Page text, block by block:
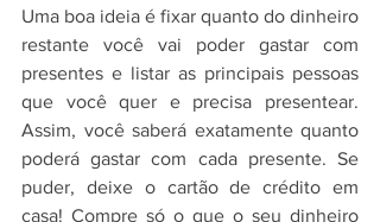
Uma boa ideia é fixar quanto do dinheiro
restante você vai poder gastar com
presentes e listar as principais pessoas
que você quer e precisa presentear.
Assim, você saberá exatamente quanto
poderá gastar com cada presente. Se
puder, deixe o cartão de crédito em
casa! Compre só o que o seu dinheiro